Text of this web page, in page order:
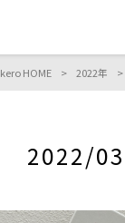
kero HOME > 2022年 >
2022/03